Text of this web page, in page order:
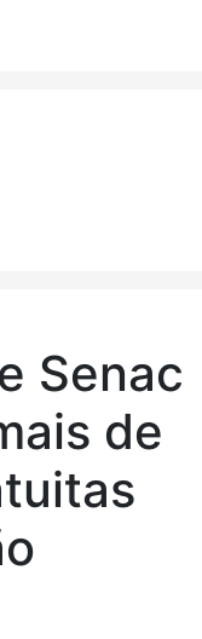
Senac
de